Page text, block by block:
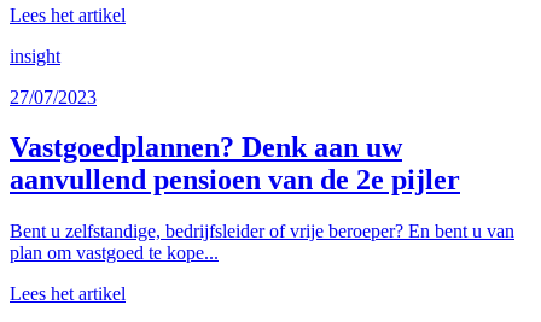
Lees het artikel
insight
27/07/2023
Vastgoedplannen? Denk aan uw
aanvullend pensioen van de 2e pijler
Bent u zelfstandige, bedrijfsleider of vrije beroeper? En bent u van
plan om vastgoed te kope...
Lees het artikel